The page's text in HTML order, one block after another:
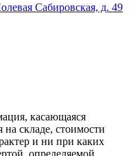
Сабировская, д. 49
касающаяся
на складе, стоимости
и ни при каких
определяемой